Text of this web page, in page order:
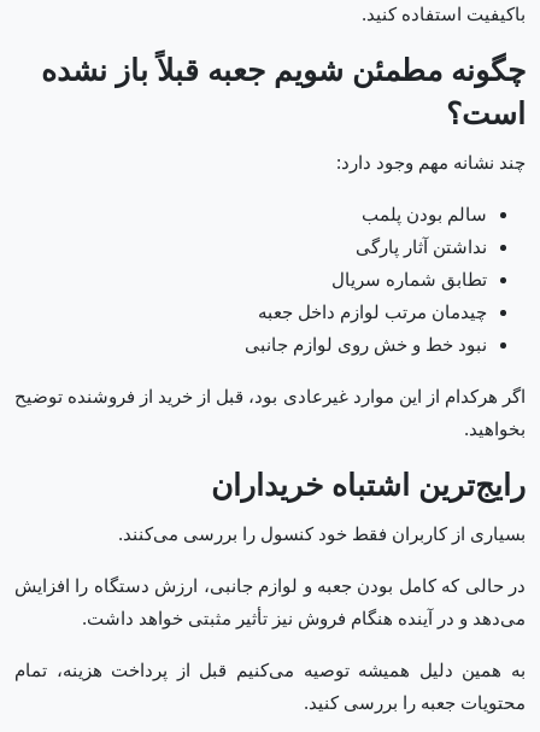
باکیفیت استفاده کنید.
چگونه مطمئن شویم جعبه قبلاً باز نشده
است؟
چند نشانه مهم وجود دارد:
سالم بودن پلمب
نداشتن آثار پارگی
تطابق شماره سریال
چیدمان مرتب لوازم داخل جعبه
نبود خط و خش روی لوازم جانبی
اگر هرکدام از این موارد غیرعادی بود، قبل از خرید از فروشنده توضیح
بخواهید.
رایج‌ترین اشتباه خریداران
بسیاری از کاربران فقط خود کنسول را بررسی می‌کنند.
در حالی که کامل بودن جعبه و لوازم جانبی، ارزش دستگاه را افزایش
می‌دهد و در آینده هنگام فروش نیز تأثیر مثبتی خواهد داشت.
به همین دلیل همیشه توصیه می‌کنیم قبل از پرداخت هزینه، تمام
محتویات جعبه را بررسی کنید.